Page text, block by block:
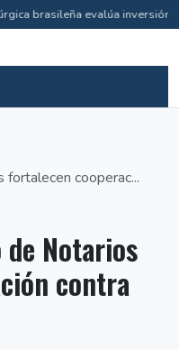
brasileña evalúa inversión
cooperac...
de Notarios
contra